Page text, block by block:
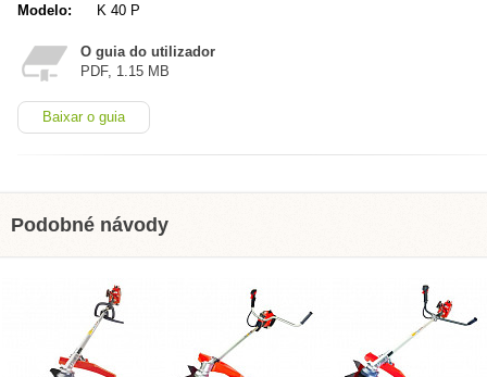
Modelo:
K 40 P
O guia do utilizador
PDF, 1.15 MB
Baixar o guia
Podobné návody